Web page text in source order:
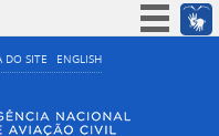
DO SITE ENGLISH
Simplifique!
Acesso à informação